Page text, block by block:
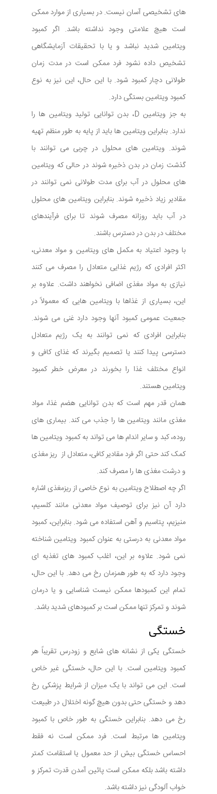
های تشخیصی آسان نیست. در بسیاری از موارد ممکن
است هیچ علامتی وجود نداشته باشد. اگر کمبود
ویتامین شدید نباشد و یا با تحقیقات آزمایشگاهی
تشخیص داده نشود فرد ممکن است در مدت زمان
طولانی دچار کمبود شود. با این حال، این نیز به نوع
کمبود ویتامین بستگی دارد.
به جز ویتامین D، بدن توانایی تولید ویتامین ها را
ندارد. بنابراین ویتامین ها باید از پایه به طور منظم تهیه
شوند. ویتامین های محلول در چربی می توانند با
گذشت زمان در بدن ذخیره شوند در حالی که ویتامین
های محلول در آب برای مدت طولانی نمی توانند در
مقادیر زیاد ذخیره شوند. بنابراین ویتامین های محلول
در آب باید روزانه مصرف شوند تا برای فرآیندهای
مختلف در بدن در دسترس باشند.
با وجود اعتیاد به مکمل های ویتامین و مواد معدنی،
اکثر افرادی که رژیم غذایی متعادل را مصرف می کنند
نیازی به مواد مغذی اضافی نخواهند داشت. علاوه بر
این، بسیاری از غذاها با ویتامین هایی که معمولاً در
جمعیت عمومی کمبود آنها وجود دارد غنی می شوند.
بنابراین افرادی که نمی توانند به یک رژیم متعادل
دسترسی پیدا کنند یا تصمیم بگیرند که غذای کافی و
انواع مختلف غذا را بخورند در معرض خطر کمبود
ویتامین هستند.
همان قدر مهم است که بدن توانایی هضم غذا، مواد
مغذی مانند ویتامین ها را جذب می کند. بیماری های
روده، کبد و سایر اندام ها می تواند به کمبود ویتامین ها
کمک کند حتی اگر فرد مقادیر کافی، متعادل از ریز مغذی
و درشت مغذی ها را مصرف کند.
اگر چه اصطلاح ویتامین به نوع خاصی از ریزمغذی اشاره
دارد آن نیز برای توصیف مواد معدنی مانند کلسیم،
منیزیم، پتاسیم و آهن استفاده می شود. بنابراین، کمبود
مواد معدنی به درستی به عنوان کمبود ویتامین شناخته
نمی شود. علاوه بر این، اغلب کمبود های تغذیه ای
وجود دارد که به طور همزمان رخ می دهد. با این حال،
تمام این کمبودها ممکن نیست شناسایی و یا درمان
شوند و تمرکز تنها ممکن است بر کمبودهای شدید باشد.
خستگی
خستگی یکی از نشانه های شایع و زودرس تقریباً هر
کمبود ویتامین است. با این حال، خستگی غیر خاص
است. این می تواند با یک میزان از شرایط پزشکی رخ
دهد و خستگی حتی بدون هیچ گونه اختلال در طبیعت
رخ می دهد. بنابراین خستگی به طور خاص با کمبود
ویتامین ها مرتبط است. فرد ممکن است نه فقط
احساس خستگی بیش از حد معمول یا استقامت کمتر
داشته باشد بلکه ممکن است پائین آمدن قدرت تمرکز و
خواب آلودگی نیز داشته باشد.